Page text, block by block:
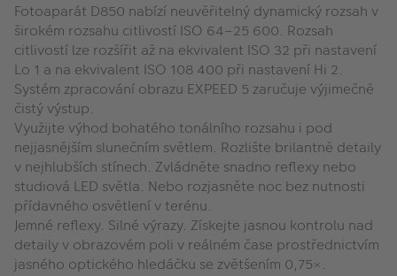
Fotoaparát D850 nabízí neuvěřitelný dynamický rozsah v
širokém rozsahu citlivostí ISO 64–25 600. Rozsah
citlivostí lze rozšířit až na ekvivalent ISO 32 při nastavení
Lo 1 a na ekvivalent ISO 108 400 při nastavení Hi 2.
Systém zpracování obrazu EXPEED 5 zaručuje výjimečně
čistý výstup.
Využijte výhod bohatého tonálního rozsahu i pod
nejjasnějším slunečním světlem. Rozlište brilantně detaily
v nejhlubších stínech. Zvládněte snadno reflexy nebo
studiová LED světla. Nebo rozjasněte noc bez nutnosti
přídavného osvětlení v terénu.
Jemné reflexy. Silné výrazy. Získejte jasnou kontrolu nad
detaily v obrazovém poli v reálném čase prostřednictvím
jasného optického hledáčku se zvětšením 0,75×.